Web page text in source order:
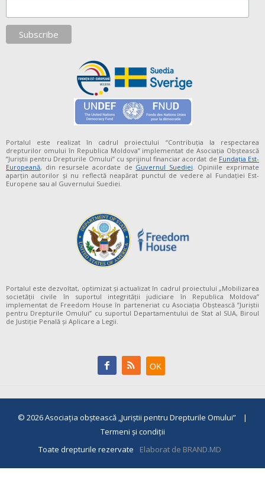
Portalul este realizat în cadrul proiectului “Contribuția la respectarea
drepturilor omului în Republica Moldova” implementat de Asociația Obștească
”Juriștii pentru Drepturile Omului” cu sprijinul financiar acordat de Fundaţia Est-
Europeană, din resursele acordate de Guvernul Suediei. Opiniile exprimate
aparţin autorilor şi nu reflectă neapărat punctul de vedere al Fundației Est-
Europene sau al Guvernului Suediei.
Portalul este dezvoltat, optimizat și actualizat în cadrul proiectului „Mobilizarea
societății civile în suportul integrității judiciare în Republica Moldova”
implementat de Freedom House în parteneriat cu Asociația Obștească ”Juriștii
pentru Drepturile Omului” cu suportul Departamentului de Stat al SUA, Biroul
de Justiție Penală și Aplicare a Legii.
© 2026Asociaţia obştească „Juriştii pentru Drepturile Omului” |
Termeni și condiții
Toate drepturile rezervate
Elaborat de BRAND.MD